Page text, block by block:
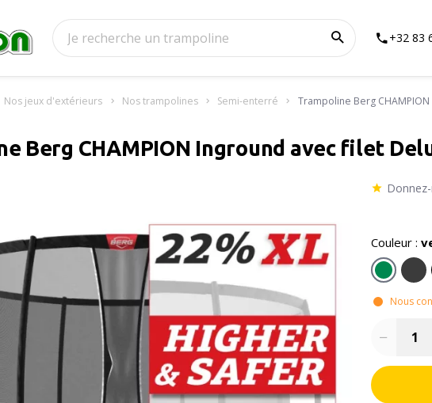
+32 83
Nos jeux d'extérieurs Nos trampolines Semi-enterré Trampoline Berg
Berg CHAMPION Inground avec filet
Couleur :
Nous
Quantité